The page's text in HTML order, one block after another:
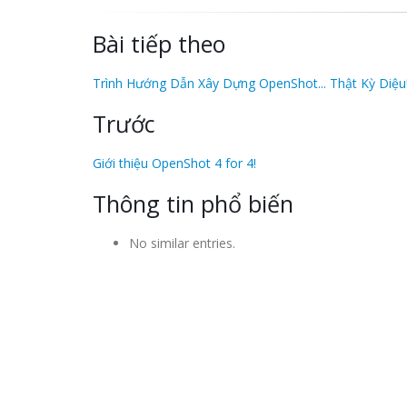
Bài tiếp theo
Trình Hướng Dẫn Xây Dựng OpenShot... Thật Kỳ
Trước
Giới thiệu OpenShot 4 for 4!
Thông tin phổ biến
No similar entries.